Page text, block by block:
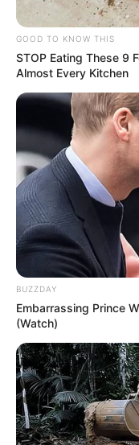
ΤΑ
GOOD TO KNOW THIS
STOP Eating These 9
Almost Every Kitchen
BUZZDAY
Embarrassing Prince
(Watch)